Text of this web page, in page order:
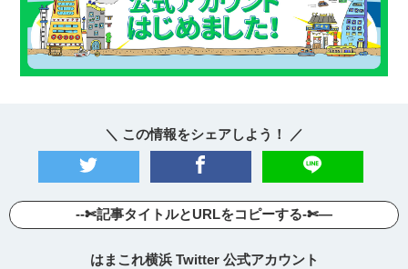
＼ この情報をシェアしよう！ ／
--✄記事タイトルとURLをコピーする-✄—
はまこれ横浜 Twitter 公式アカウント